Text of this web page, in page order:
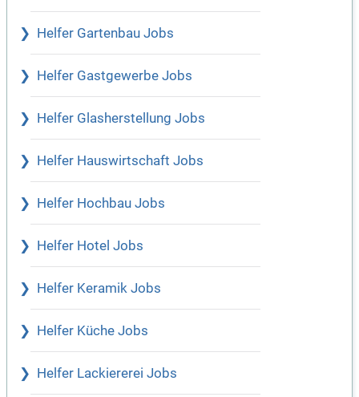
Helfer Gartenbau Jobs
Helfer Gastgewerbe Jobs
Helfer Glasherstellung Jobs
Helfer Hauswirtschaft Jobs
Helfer Hochbau Jobs
Helfer Hotel Jobs
Helfer Keramik Jobs
Helfer Küche Jobs
Helfer Lackiererei Jobs